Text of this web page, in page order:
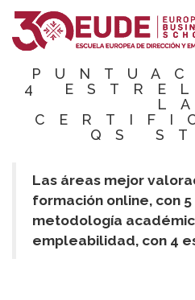
EUDE
4
LA
QS
Las áreas mejor
formación online, con
metodología
empleabilidad, con 4